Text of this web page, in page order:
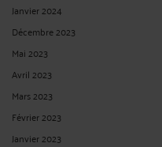
Janvier 2024
Décembre 2023
Mai 2023
Avril 2023
Mars 2023
Février 2023
Janvier 2023